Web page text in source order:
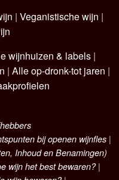
| Veganistische wijn |
wijnhuizen & labels |
| Alle op-dronk-tot jaren |
bij openen wijnfles |
Inhoud en Benamingen)
wijn het best bewaren?|